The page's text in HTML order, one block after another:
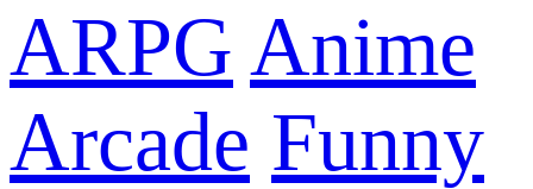
ARPG Anime
Arcade Funny